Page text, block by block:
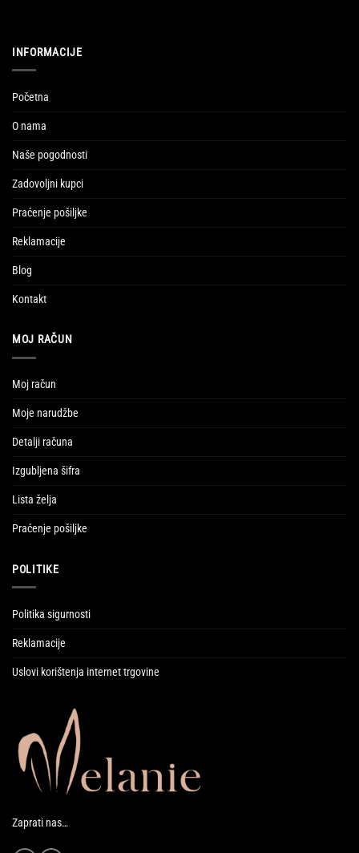
INFORMACIJE
Početna
O nama
Naše pogodnosti
Zadovoljni kupci
Praćenje pošiljke
Reklamacije
Blog
Kontakt
MOJ RAČUN
Moj račun
Moje narudžbe
Detalji računa
Izgubljena šifra
Lista želja
Praćenje pošiljke
POLITIKE
Politika sigurnosti
Reklamacije
Uslovi korištenja internet trgovine
Zaprati nas…